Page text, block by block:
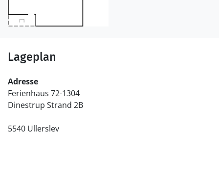
Lageplan
Adresse
Ferienhaus 72-1304
Dinestrup Strand 2B
5540 Ullerslev